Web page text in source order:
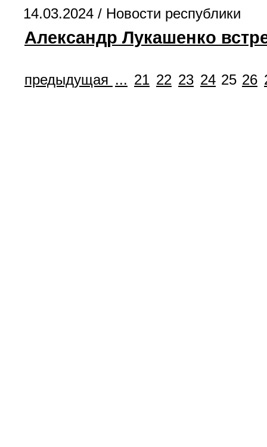
14.03.2024 / Новости республики
Александр Лукашенко
предыдущая ... 21 22 23 24 25 26